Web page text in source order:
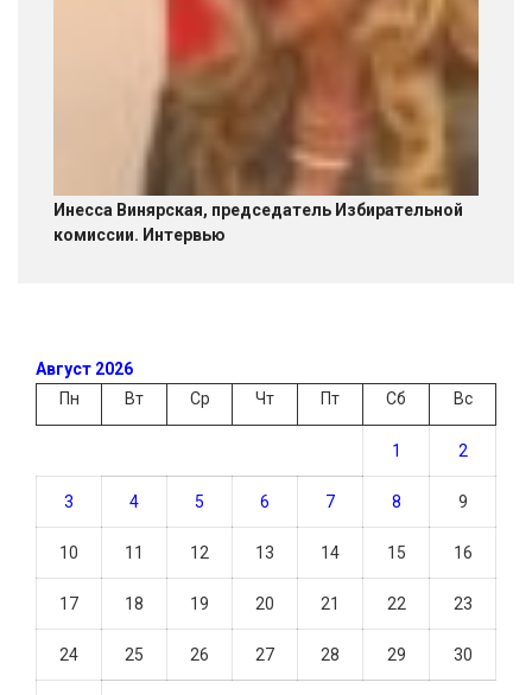
Инесса Винярская, председатель Избирательной
комиссии. Интервью
Август 2026
Пн
Вт Ср Чт Пт Сб Вс
1 2
3 4 5 6 7 8 9
10 11 12 13 14 15 16
17 18 19 20 21 22 23
24 25 26 27 28 29 30